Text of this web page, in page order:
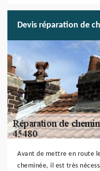
Devis réparation de
Avant de mettre en route
cheminée, il est très